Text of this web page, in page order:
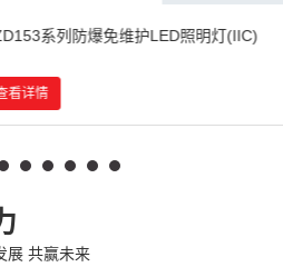
103系列防爆免维护LED照明灯(IIC)
看详情
展 共赢未来